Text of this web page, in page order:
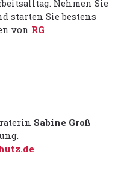
Nehmen Sie
starten Sie bestens
von RG
Sabine Groß